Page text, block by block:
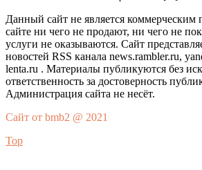
Данный сайт не является коммерческим
сайте ни чего не продают, ни чего не
услуги не оказываются. Сайт
новостей RSS канала news.rambler.ru,
lenta.ru . Материалы публикуются без
ответственность за достоверность
Администрация сайта не несёт.
Сайт от bmb2 @ 2021
Top